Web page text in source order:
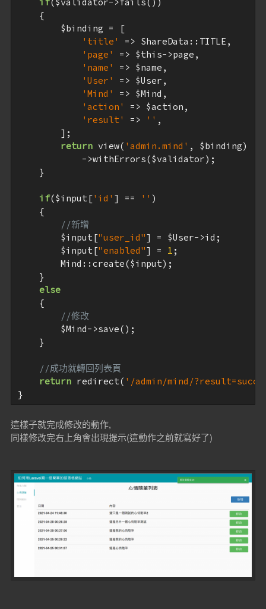
    {
$binding = [
'title'
=> ShareData::TITLE,
'page'
=> $this->page,
'name'
=> $name ,
'User'
=> $User ,
'Mind'
=> $Mind ,
'action'
=> $action ,
'result'
=> '' ,
        ];
return view( 'admin.mind' , $binding)
            ->withErrors(
$validator);
    }
if($input['id' ] == '' )
    {
//新增
$input["user_id"] = $User->id;
$input["enabled"] = 1 ;
        Mind::create(
$input);
    }
else
    {
//修改
$Mind->save();
    }
//成功就轉回列表頁
return redirect( '/admin/mind/
這樣子就完成修改的動作,
同樣修改完右上角會出現提示(這動作之前就寫好了)